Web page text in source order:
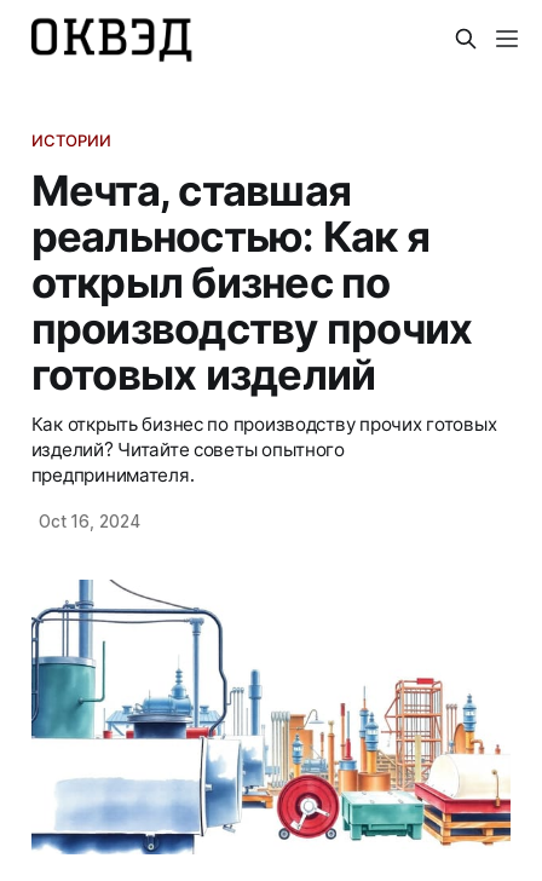
ИСТОРИИ
Мечта, ставшая
реальностью: Как я
открыл бизнес по
производству прочих
готовых изделий
Как открыть бизнес по производству прочих готовых
изделий? Читайте советы опытного
предпринимателя.
Oct 16, 2024